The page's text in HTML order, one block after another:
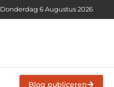
Donderdag 6 Augustus 2026
Blog publiceren